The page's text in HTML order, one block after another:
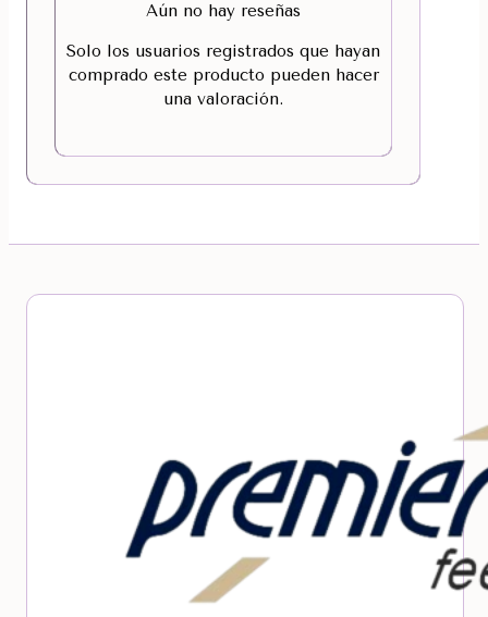
Aún no hay reseñas
Solo los usuarios registrados que hayan
comprado este producto pueden hacer
una valoración.